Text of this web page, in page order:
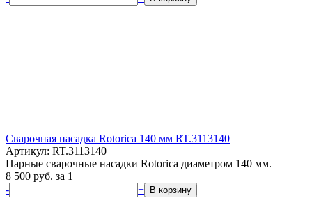
Сварочная насадка Rotorica 140 мм RT.3113140
Артикул: RT.3113140
Парные сварочные насадки Rotorica диаметром 140 мм.
8 500 руб. за 1
-
+ В корзину